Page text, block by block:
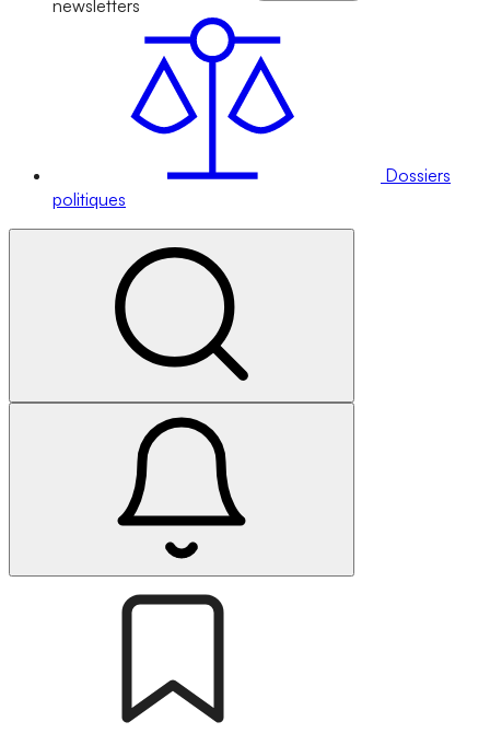
newsletters
Dossiers
politiques